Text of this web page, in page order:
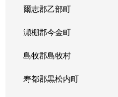
爾志郡乙部町
瀬棚郡今金町
島牧郡島牧村
寿都郡黒松内町